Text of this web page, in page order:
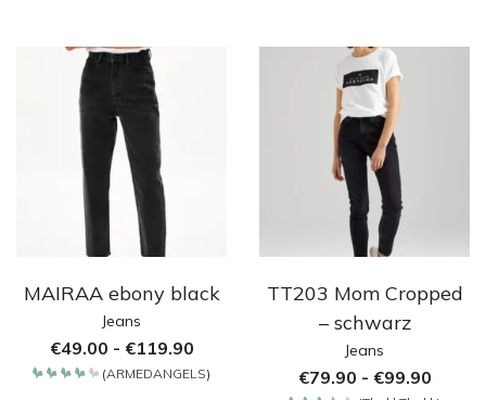
MAIRAA ebony black
Jeans
€49.00 - €119.90
(ARMEDANGELS)
TT203 Mom Cropped
– schwarz
Jeans
€79.90 - €99.90